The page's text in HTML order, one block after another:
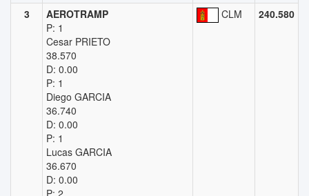
3
AEROTRAMP
P: 1
Cesar PRIETO
38.570
D: 0.00
P: 1
Diego GARCIA
36.740
D: 0.00
P: 1
Lucas GARCIA
36.670
D: 0.00
P: 2
CLM 240.580